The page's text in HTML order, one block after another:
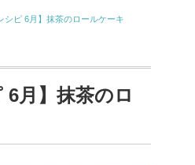
シピ 6月】抹茶のロールケーキ
6月】抹茶のロ